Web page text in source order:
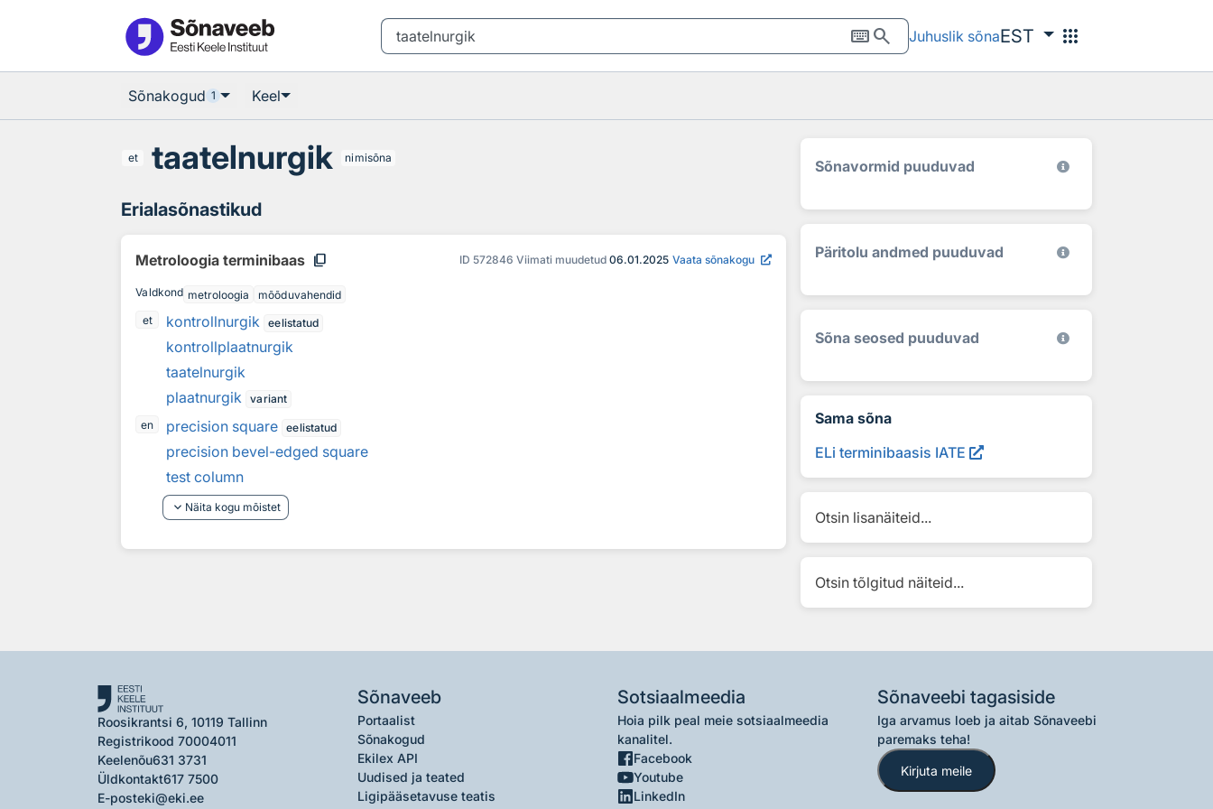
keyboardsearch Juhuslik sõnaEST apps
Sõnakogud 1 Keel
et taatelnurgik nimisõna
Erialasõnastikud
Metroloogia terminibaas content_copy ID 572846 Viimati muudetud 06.01.2025 Vaata sõnakogu
Valdkond metroloogia
mõõduvahendid
et
kontrollnurgik eelistatud
kontrollplaatnurgik
taatelnurgik
plaatnurgik
variant
en
precision square eelistatud
precision bevel-edged square
test column
keyboard_arrow_down Näita kogu mõistet
Sõnavormid puuduvad
Päritolu andmed puuduvad
Sõna seosed puuduvad
Sama sõna
ELi terminibaasis IATE
Otsin lisanäiteid...
Otsin tõlgitud näiteid...
Roosikrantsi 6, 10119 Tallinn
Registrikood 70004011
Keelenõu631 3731
Üldkontakt617 7500
E-posteki@eki.ee
Sõnaveeb
Portaalist
Sõnakogud
Ekilex API
Uudised ja teated
Ligipääsetavuse teatis
Sotsiaalmeedia
Hoia pilk peal meie sotsiaalmeedia
kanalitel.
Facebook
Youtube
LinkedIn
Sõnaveebi tagasiside
Iga arvamus loeb ja aitab Sõnaveebi
paremaks teha!
Kirjuta meile